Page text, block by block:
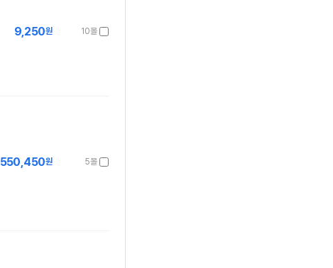
10몰
9,250원
5몰
550,450원